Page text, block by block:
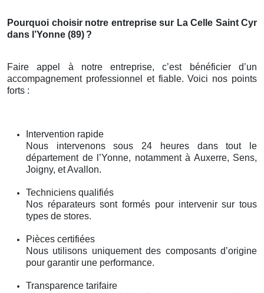
Pourquoi choisir notre entreprise sur La Celle Saint Cyr
dans l’Yonne (89) ?
Faire appel à notre entreprise, c’est bénéficier d’un
accompagnement professionnel et fiable. Voici nos points
forts :
Intervention rapide
Nous intervenons sous 24 heures dans tout le
département de l’Yonne, notamment à Auxerre, Sens,
Joigny, et Avallon.
Techniciens qualifiés
Nos réparateurs sont formés pour intervenir sur tous
types de stores.
Pièces certifiées
Nous utilisons uniquement des composants d’origine
pour garantir une performance.
Transparence tarifaire